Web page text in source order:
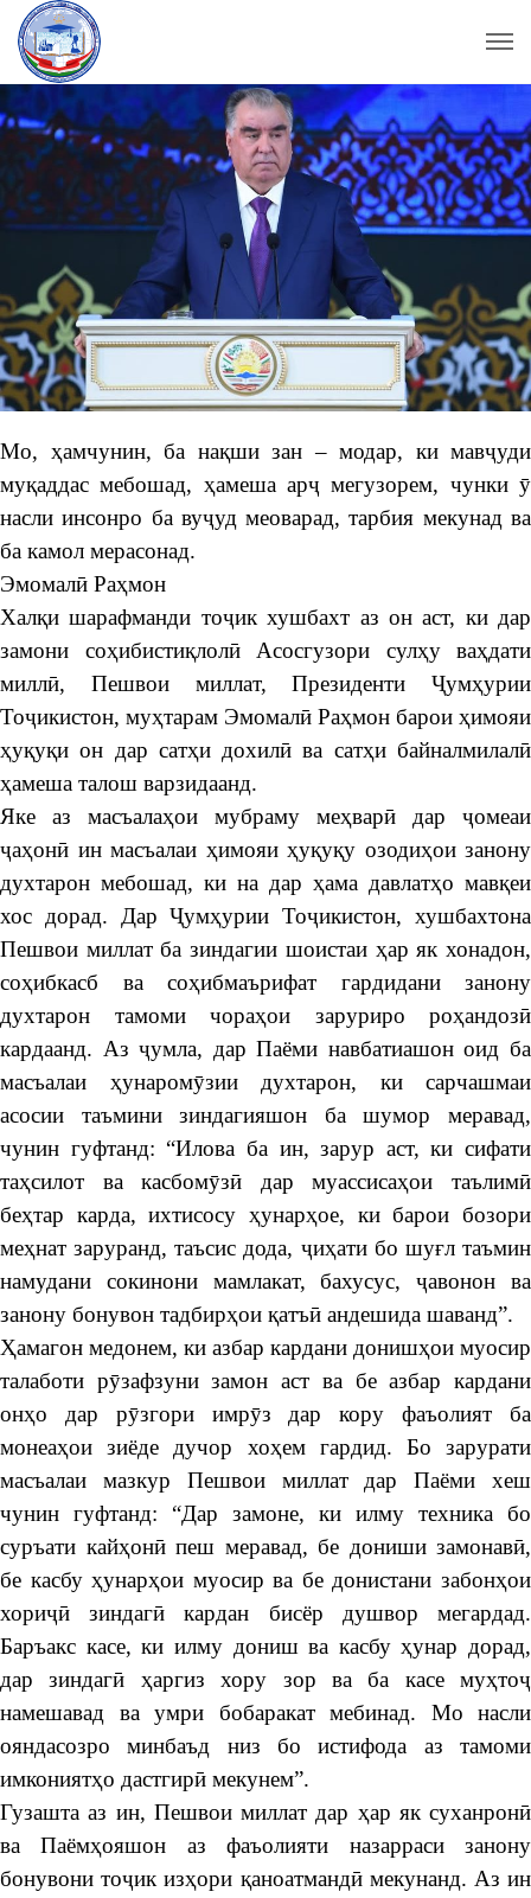
Мо, ҳамчунин, ба нақши зан – модар, ки мавҷуди
муқаддас мебошад, ҳамеша арҷ мегузорем, чунки ӯ
насли инсонро ба вуҷуд меоварад, тарбия мекунад ва
ба камол мерасонад.
Эмомалӣ Раҳмон
Халқи шарафманди тоҷик хушбахт аз он аст, ки дар
замони соҳибистиқлолӣ Асосгузори сулҳу ваҳдати
миллӣ, Пешвои миллат, Президенти Ҷумҳурии
Тоҷикистон, муҳтарам Эмомалӣ Раҳмон барои ҳимояи
ҳуқуқи он дар сатҳи дохилӣ ва сатҳи байналмилалӣ
ҳамеша талош варзидаанд.
Яке аз масъалаҳои мубраму меҳварӣ дар ҷомеаи
ҷаҳонӣ ин масъалаи ҳимояи ҳуқуқу озодиҳои занону
духтарон мебошад, ки на дар ҳама давлатҳо мавқеи
хос дорад. Дар Ҷумҳурии Тоҷикистон, хушбахтона
Пешвои миллат ба зиндагии шоистаи ҳар як хонадон,
соҳибкасб ва соҳибмаърифат гардидани занону
духтарон тамоми чораҳои заруриро роҳандозӣ
кардаанд. Аз ҷумла, дар Паёми навбатиашон оид ба
масъалаи ҳунаромӯзии духтарон, ки сарчашмаи
асосии таъмини зиндагияшон ба шумор меравад,
чунин гуфтанд: “Илова ба ин, зарур аст, ки сифати
таҳсилот ва касбомӯзӣ дар муассисаҳои таълимӣ
беҳтар карда, ихтисосу ҳунарҳое, ки барои бозори
меҳнат заруранд, таъсис дода, ҷиҳати бо шуғл таъмин
намудани сокинони мамлакат, бахусус, ҷавонон ва
занону бонувон тадбирҳои қатъӣ андешида шаванд”.
Ҳамагон медонем, ки азбар кардани донишҳои муосир
талаботи рӯзафзуни замон аст ва бе азбар кардани
онҳо дар рӯзгори имрӯз дар кору фаъолият ба
монеаҳои зиёде дучор хоҳем гардид. Бо зарурати
масъалаи мазкур Пешвои миллат дар Паёми хеш
чунин гуфтанд: “Дар замоне, ки илму техника бо
суръати кайҳонӣ пеш меравад, бе дониши замонавӣ,
бе касбу ҳунарҳои муосир ва бе донистани забонҳои
хориҷӣ зиндагӣ кардан бисёр душвор мегардад.
Баръакс касе, ки илму дониш ва касбу ҳунар дорад,
дар зиндагӣ ҳаргиз хору зор ва ба касе муҳтоҷ
намешавад ва умри бобаракат мебинад. Мо насли
ояндасозро минбаъд низ бо истифода аз тамоми
имкониятҳо дастгирӣ мекунем”.
Гузашта аз ин, Пешвои миллат дар ҳар як суханронӣ
ва Паёмҳояшон аз фаъолияти назарраси занону
бонувони тоҷик изҳори қаноатмандӣ мекунанд. Аз ин